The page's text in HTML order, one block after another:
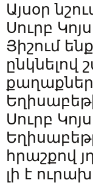
Այսօր
Սուրբ
Յիշում
ընկնելով
Սուրբ
հրաշքով
լի է